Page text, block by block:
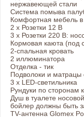
нержавеющей стали
Система помыва
Комфортная мебель в
2 х Розетки 12 В
3 х Розетки 220 В:
Кормовая каюта (под
2-спальная кровать
2 иллюминатора
Отделка - тик
Подволоки и
3 х LED-светильника
Рундуки по сторонам
Душ в туалете
бойлер должны быть
TV-антенна Glomex